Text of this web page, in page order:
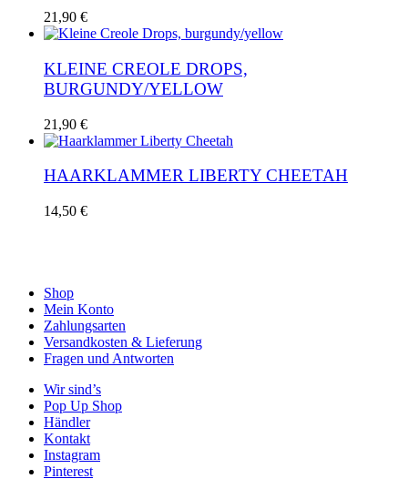
21,90 €
KLEINE CREOLE DROPS,
BURGUNDY/YELLOW
21,90 €
HAARKLAMMER LIBERTY CHEETAH
14,50 €
Shop
Mein Konto
Zahlungsarten
Versandkosten & Lieferung
Fragen und Antworten
Wir sind’s
Pop Up Shop
Händler
Kontakt
Instagram
Pinterest